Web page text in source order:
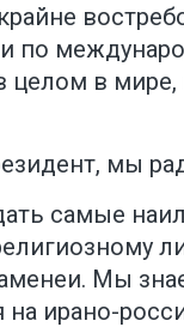
по
целом в мире,
мы
самые
Мы
на ирано-